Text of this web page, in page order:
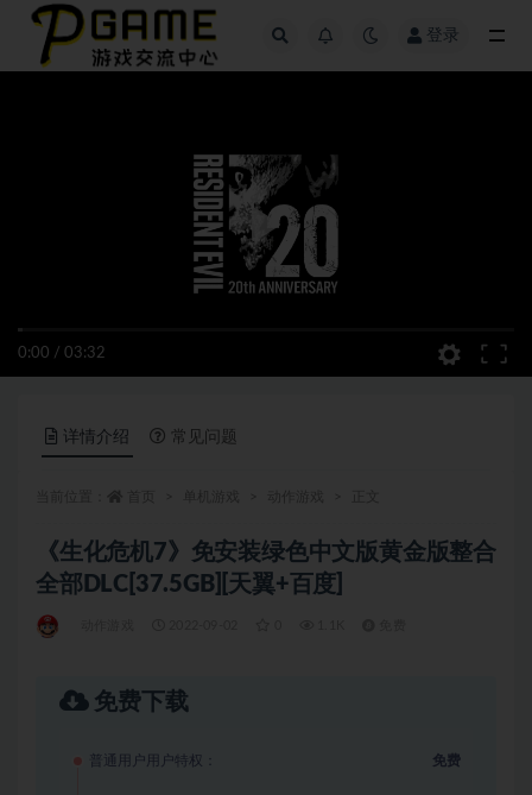
登录
0:00 / 03:32
详情介绍 常见问题
《生化危机7》免安装绿色中文版黄金版整合
全部DLC[37.5GB][天翼+百度]
免费下载
普通用户用户特权： 免费
全部